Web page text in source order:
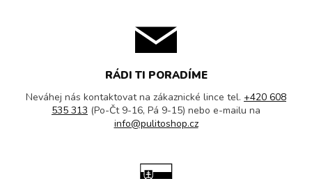
RÁDI TI PORADÍME
Neváhej nás kontaktovat na zákaznické lince tel. +420 608
535 313 (Po-Čt 9-16, Pá 9-15) nebo e-mailu na
info@pulitoshop.cz